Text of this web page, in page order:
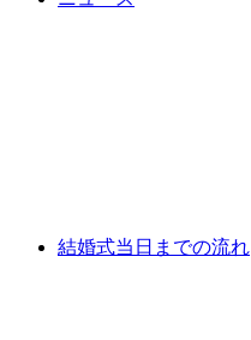
結婚式当日までの流れ